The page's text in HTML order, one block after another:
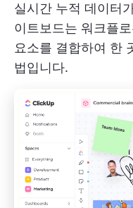
실시간 누적 데이터
이트보드는 워크플
요소를 결합하여 한
법입니다.